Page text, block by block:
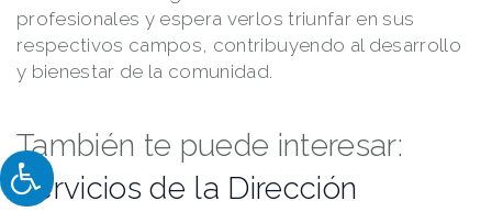
profesionales y espera verlos triunfar en sus
respectivos campos, contribuyendo al desarrollo
y bienestar de la comunidad.
También te puede interesar:
Servicios de la Dirección